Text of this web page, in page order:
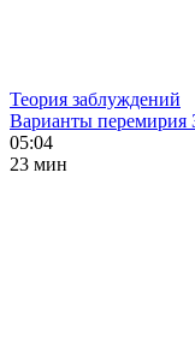
Теория заблуждений
Варианты перемирия
05:04
23 мин